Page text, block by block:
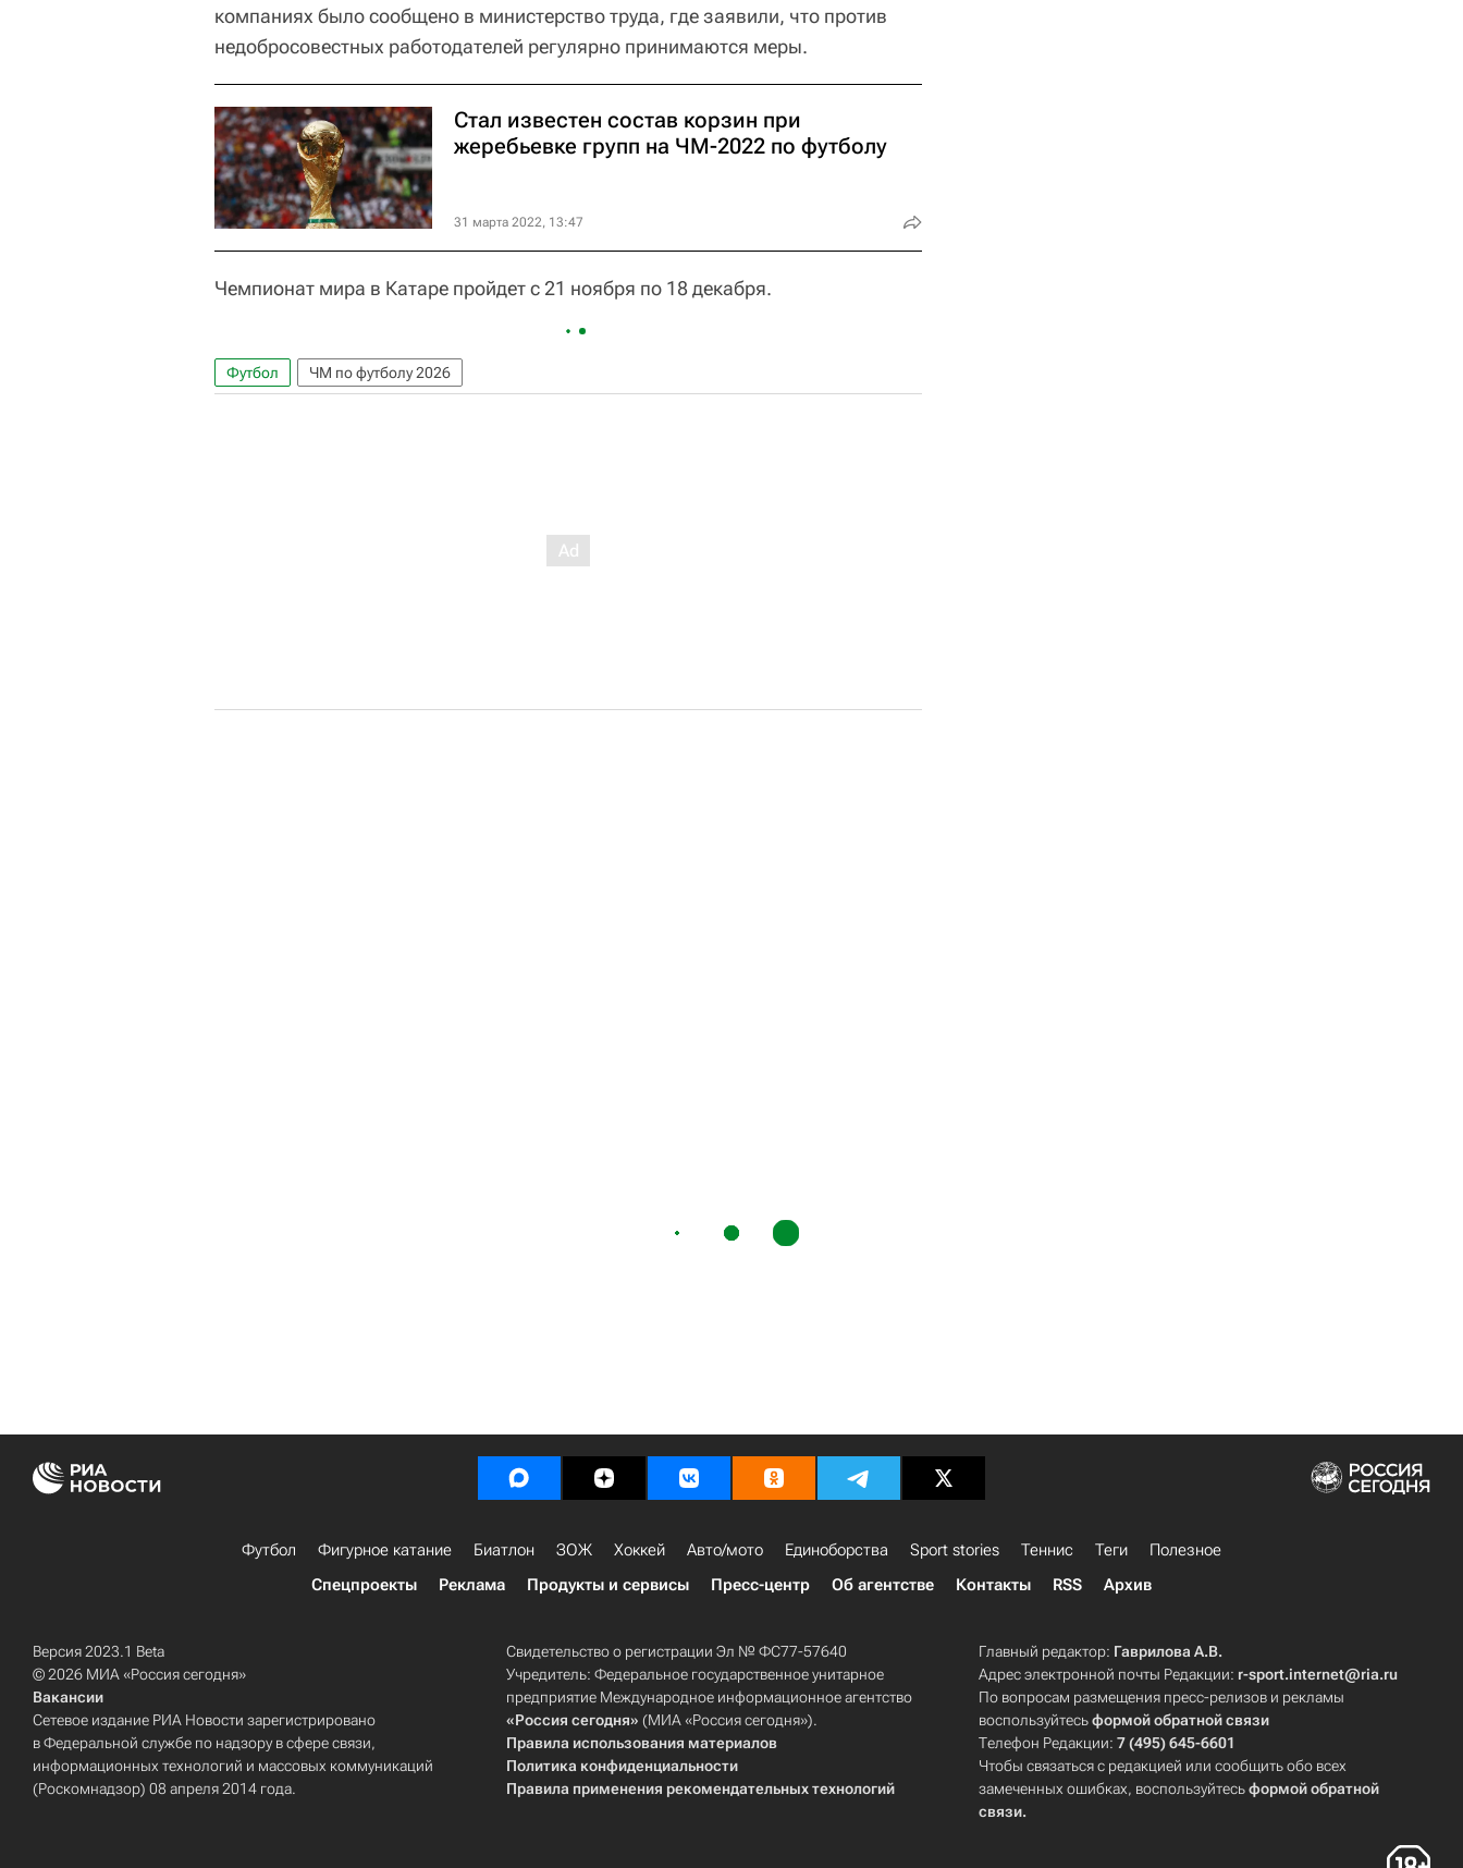
компаниях было сообщено в министерство труда, где заявили, что против
недобросовестных работодателей регулярно принимаются меры.
Стал известен состав корзин при
жеребьевке групп на ЧМ-2022 по футболу
31 марта 2022, 13:47
Чемпионат мира в Катаре пройдет с 21 ноября по 18 декабря.
Футбол ЧМ по футболу 2026
Футбол Фигурное катание Биатлон ЗОЖ Хоккей Авто/мото Единоборства Sport stories Теннис Теги
Полезное
Спецпроекты
Реклама Продукты и сервисы Пресс-центр Об агентстве Контакты RSS Архив
Версия 2023.1 Beta
© 2026 МИА «Россия сегодня»
Вакансии
Сетевое издание РИА Новости зарегистрировано
в Федеральной службе по надзору в сфере связи,
информационных технологий и массовых коммуникаций
(Роскомнадзор) 08 апреля 2014 года.
Свидетельство о регистрации Эл № ФС77-57640
Учредитель: Федеральное государственное унитарное
предприятие Международное информационное агентство
«Россия сегодня» (МИА «Россия сегодня»).
Правила использования материалов
Политика конфиденциальности
Правила применения рекомендательных технологий
Главный редактор: Гаврилова А.В.
Адрес электронной почты Редакции: r-sport.internet@ria.ru
По вопросам размещения пресс-релизов и рекламы
воспользуйтесьформой обратной связи
Телефон Редакции:7 (495) 645-6601
Чтобы связаться с редакцией или сообщить обо всех
замеченных ошибках, воспользуйтесьформой обратной
связи.